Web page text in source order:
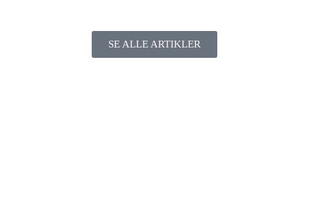
SE ALLE ARTIKLER